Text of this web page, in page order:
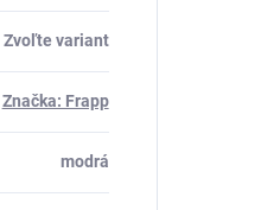
Zvoľte variant
Značka: Frapp
modrá